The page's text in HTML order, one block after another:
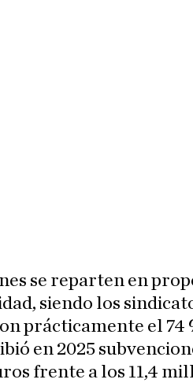
se reparten en
siendo los
prácticamente el 74
en 2025
frente a los 11,4